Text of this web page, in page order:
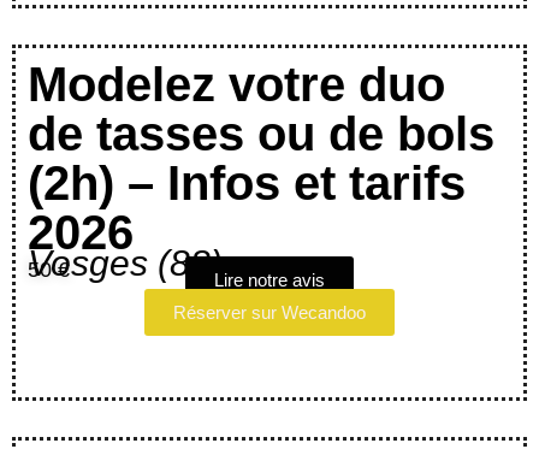
Modelez votre duo
de tasses ou de bols
(2h) – Infos et tarifs
2026
Vosges (88)
50 €
Lire notre avis
Réserver sur Wecandoo